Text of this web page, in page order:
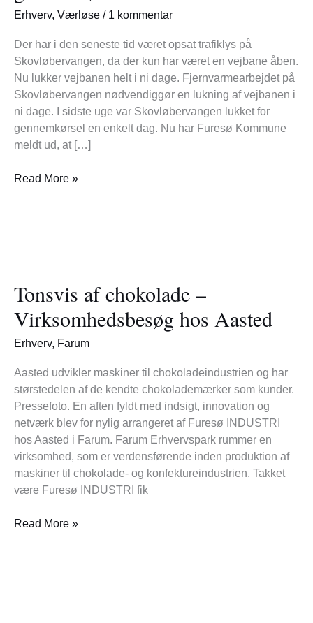
Erhverv, Værløse / 1 kommentar
Der har i den seneste tid været opsat trafiklys på
Skovløbervangen, da der kun har været en vejbane åben.
Nu lukker vejbanen helt i ni dage. Fjernvarmearbejdet på
Skovløbervangen nødvendiggør en lukning af vejbanen i
ni dage. I sidste uge var Skovløbervangen lukket for
gennemkørsel en enkelt dag. Nu har Furesø Kommune
meldt ud, at […]
Read More »
Tonsvis af chokolade –
Virksomhedsbesøg hos Aasted
Erhverv, Farum
Aasted udvikler maskiner til chokoladeindustrien og har
størstedelen af de kendte chokolademærker som kunder.
Pressefoto. En aften fyldt med indsigt, innovation og
netværk blev for nylig arrangeret af Furesø INDUSTRI
hos Aasted i Farum. Farum Erhvervspark rummer en
virksomhed, som er verdensførende inden produktion af
maskiner til chokolade- og konfektureindustrien. Takket
være Furesø INDUSTRI fik
chokolade
–
Virksomhedsbesøg
hos
Read More »